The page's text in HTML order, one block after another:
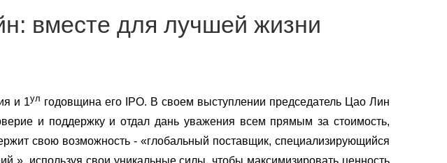
вместе для лучшей жизни
и 1ул годовщина его IPO. В своем выступлении председатель Цао Лин
и поддержку и отдал дань уважения всем прямым за стоимость,
свою возможность - «глобальный поставщик, специализирующийся
», используя свои уникальные силы, чтобы максимизировать ценность